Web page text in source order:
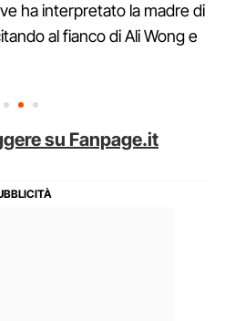
ha interpretato la madre di
al fianco di Ali Wong e
su Fanpage.it